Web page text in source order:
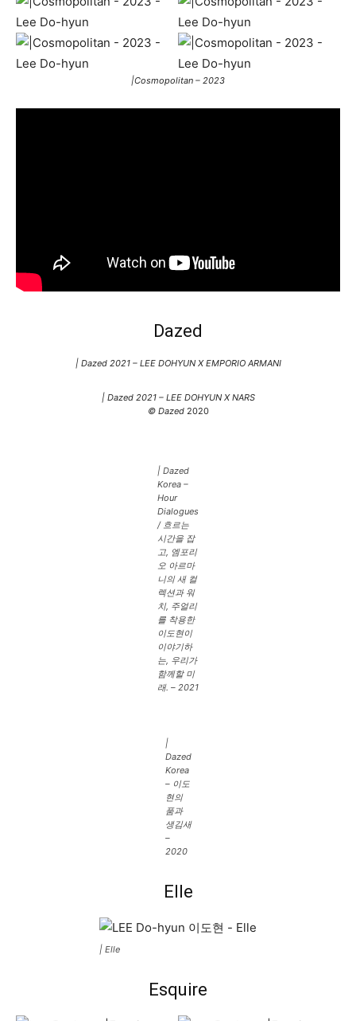
|Cosmopolitan – 2023
Dazed
| Dazed 2021 – LEE DOHYUN X EMPORIO ARMANI
| Dazed 2021 – LEE DOHYUN X NARS
© Dazed2020
| Dazed
Korea –
Hour
Dialogues
/ 흐르는
시간을 잡
고, 엠포리
오 아르마
니의 새 컬
렉션과 워
치, 주얼리
를 착용한
이도현이
이야기하
는, 우리가
함께할 미
래. – 2021
|
Dazed
Korea
– 이도
현의
품과
생김새
–
2020
Elle
| Elle
Esquire